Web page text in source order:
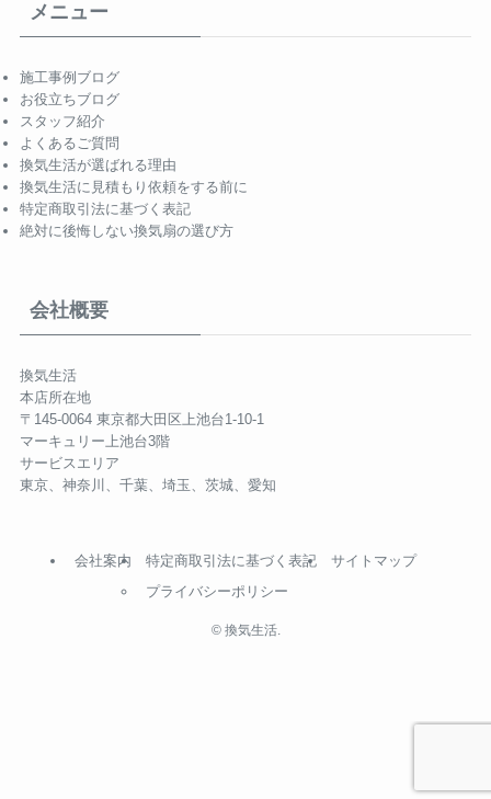
メニュー
施工事例ブログ
お役立ちブログ
スタッフ紹介
よくあるご質問
換気生活が選ばれる理由
換気生活に見積もり依頼をする前に
特定商取引法に基づく表記
絶対に後悔しない換気扇の選び方
会社概要
換気生活
本店所在地
〒145-0064 東京都大田区上池台1-10-1
マーキュリー上池台3階
サービスエリア
東京、神奈川、千葉、埼玉、茨城、愛知
会社案内
特定商取引法に基づく表記
プライバシーポリシー
サイトマップ
©換気生活.